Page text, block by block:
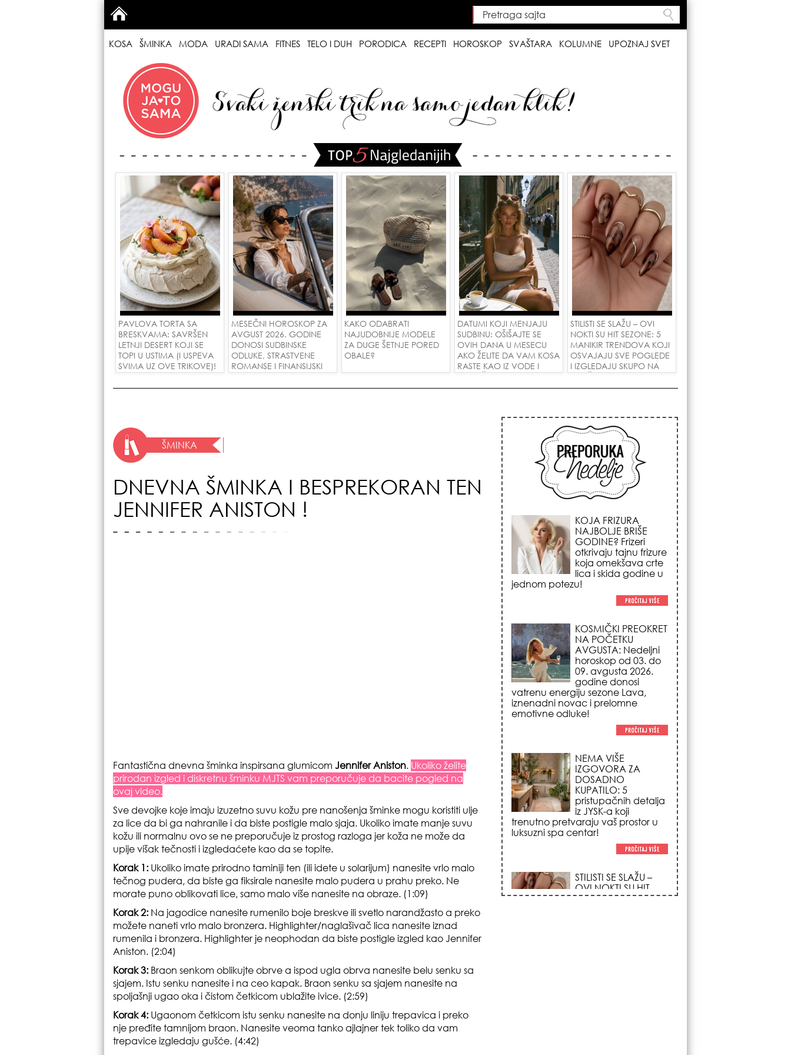
Search form
Pretraga sajta
KOSA ŠMINKA MODA URADI SAMA FITNES TELO I DUH PORODICA RECEPTI HOROSKOP SVAŠTARA KOLUMNE UPOZNAJ SVET
PAVLOVA TORTA SA
BRESKVAMA: SAVRŠEN
LETNJI DESERT KOJI SE
TOPI U USTIMA (I USPEVA
SVIMA UZ OVE TRIKOVE)!
MESEČNI HOROSKOP ZA
AVGUST 2026. GODINE
DONOSI SUDBINSKE
ODLUKE, STRASTVENE
ROMANSE I FINANSIJSKI
KAKO ODABRATI
NAJUDOBNIJE MODELE
ZA DUGE ŠETNJE PORED
OBALE?
DATUMI KOJI MENJAJU
SUDBINU: OŠIŠAJTE SE
OVIH DANA U MESECU
AKO ŽELITE DA VAM KOSA
RASTE KAO IZ VODE I
STILISTI SE SLAŽU – OVI
NOKTI SU HIT SEZONE: 5
MANIKIR TRENDOVA KOJI
OSVAJAJU SVE POGLEDE
I IZGLEDAJU SKUPO NA
ŠMINKA
DNEVNA ŠMINKA I BESPREKORAN TEN
JENNIFER ANISTON !
Fantastična dnevna šminka inspirsana glumicom Jennifer Aniston. Ukoliko želite
prirodan izgled i diskretnu šminku MJTS vam preporučuje da bacite pogled na
ovaj video.
Sve devojke koje imaju izuzetno suvu kožu pre nanošenja šminke mogu koristiti ulje
za lice da bi ga nahranile i da biste postigle malo sjaja. Ukoliko imate manje suvu
kožu ili normalnu ovo se ne preporučuje iz prostog razloga jer koža ne može da
upije višak tečnosti i izgledaćete kao da se topite.
Korak 1: Ukoliko imate prirodno taminiji ten (ili idete u solarijum) nanesite vrlo malo
tečnog pudera, da biste ga fiksirale nanesite malo pudera u prahu preko. Ne
morate puno oblikovati lice, samo malo više nanesite na obraze. (1:09)
Korak 2: Na jagodice nanesite rumenilo boje breskve ili svetlo narandžasto a preko
možete naneti vrlo malo bronzera. Highlighter/naglašivač lica nanesite iznad
rumenila i bronzera. Highlighter je neophodan da biste postigle izgled kao Jennifer
Aniston. (2:04)
Korak 3: Braon senkom oblikujte obrve a ispod ugla obrva nanesite belu senku sa
sjajem. Istu senku nanesite i na ceo kapak. Braon senku sa sjajem nanesite na
spoljašnji ugao oka i čistom četkicom ublažite ivice. (2:59)
Korak 4: Ugaonom četkicom istu senku nanesite na donju liniju trepavica i preko
nje pređite tamnijom braon. Nanesite veoma tanko ajlajner tek toliko da vam
trepavice izgledaju gušće. (4:42)
KOJA FRIZURA
NAJBOLJE BRIŠE
GODINE? Frizeri
otkrivaju tajnu frizure
koja omekšava crte
lica i skida godine u
jednom potezu!
KOSMIČKI PREOKRET
NA POČETKU
AVGUSTA: Nedeljni
horoskop od 03. do
09. avgusta 2026.
godine donosi
vatrenu energiju sezone Lava,
iznenadni novac i prelomne
emotivne odluke!
NEMA VIŠE
IZGOVORA ZA
DOSADNO
KUPATILO: 5
pristupačnih detalja
iz JYSK-a koji
trenutno pretvaraju vaš prostor u
luksuzni spa centar!
STILISTI SE SLAŽU –
OVI NOKTI SU HIT
SEZONE: 5 manikir